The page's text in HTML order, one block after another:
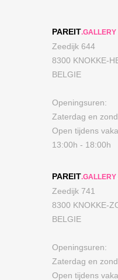
PAREIT.GALLERY
Zeedijk 644
8300 KNOKKE-
BELGIE
Openingsuren:
Zaterdag en
Open tijdens
13:00h - 18:00h
PAREIT.GALLERY
Zeedijk 741
8300 KNOKKE-
BELGIE
Openingsuren:
Zaterdag en
Open tijdens